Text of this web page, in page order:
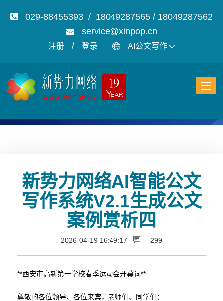
029-88455393 / 18049287565 / 18049287562
service@xinpop.cn
注册 / 登录 AI公文写作
新势力网络AI智能公文
写作系统V2.1生成公文
案例赏析四
2026-04-19 16:49:17 299
**西安市高新第一学校春季运动会开幕词**
尊敬的各位领导、各位来宾，老师们、同学们：